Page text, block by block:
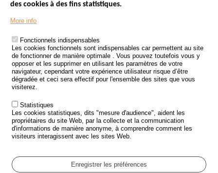
Menu
Footer
LES SITES PUBLICS
ÉTAT DE L’INSÉCURITÉ ROUTIÈRE
TRAITEMENT DES DONNÉES PERSONNELLES DES ACCIDENTS DE
LA ROUTE
ETUDES ET RECHERCHES
APPEL À PROJETS
POLITIQUE DE SÉCURITÉ ROUTIÈRE
Outils
AGENDA
GLOSSAIRE
des cookies à des fins statistiques.
More info
Fonctionnels indispensables
Les cookies fonctionnels sont indispensables car permettent au site
de fonctionner de manière optimale . Vous pouvez toutefois vous y
opposer et les supprimer en utilisant les paramètres de votre
navigateur, cependant votre expérience utilisateur risque d’être
dégradée et ceci sera effectif pour l'ensemble des sites que vous
visiterez.
Statistiques
Les cookies statistiques, dits "mesure d'audience", aident les
propriétaires du site Web, par la collecte et la communication
d'informations de manière anonyme, à comprendre comment les
visiteurs interagissent avec les sites Web.
Enregistrer les préférences